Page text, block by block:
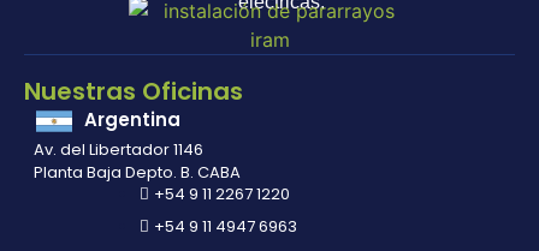
Nuestras Oficinas
Argentina
Av. del Libertador 1146
Planta Baja Depto. B. CABA
+54 9 11 2267 1220
+54 9 11 4947 6963